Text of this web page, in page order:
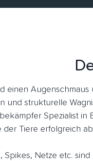
einen
und strukturelle
Spezialist
der Tiere erfolgreich
Spikes, Netze etc.